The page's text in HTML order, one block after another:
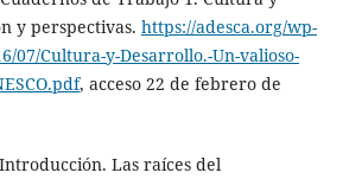
y perspectivas. https://adesca.org/wp-
07/Cultura-y-Desarrollo.-Un-valioso-
, acceso 22 de febrero de
Las raíces del